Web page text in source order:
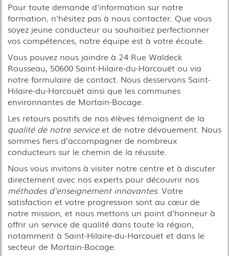
Pour toute demande d'information sur notre
formation, n'hésitez pas à nous contacter. Que vous
soyez jeune conducteur ou souhaitiez perfectionner
vos compétences, notre équipe est à votre écoute.
Vous pouvez nous joindre à 24 Rue Waldeck
Rousseau, 50600 Saint-Hilaire-du-Harcouët ou via
notre formulaire de contact. Nous desservons Saint-
Hilaire-du-Harcouët ainsi que les communes
environnantes de Mortain-Bocage.
Les retours positifs de nos élèves témoignent de la
qualité de notre serviceet de notre dévouement. Nous
sommes fiers d'accompagner de nombreux
conducteurs sur le chemin de la réussite.
Nous vous invitons à visiter notre centre et à discuter
directement avec nos experts pour découvrir nos
méthodes d'enseignement innovantes. Votre
satisfaction et votre progression sont au cœur de
notre mission, et nous mettons un point d'honneur à
offrir un service de qualité dans toute la région,
notamment à Saint-Hilaire-du-Harcouët et dans le
secteur de Mortain-Bocage.